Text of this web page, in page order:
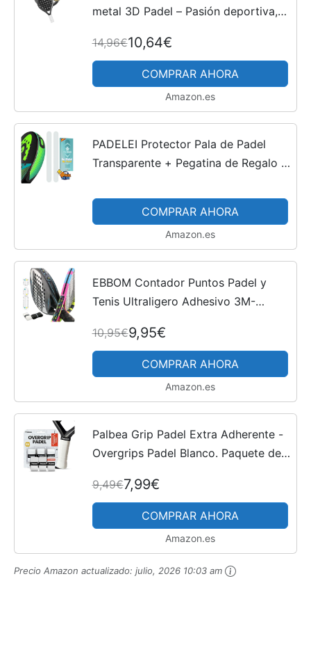
metal 3D Padel – Pasión deportiva,
mujer, Negro, talla única, Moderno
14,96€10,64€
COMPRAR AHORA
Amazon.es
PADELEI Protector Pala de Padel
Transparente + Pegatina de Regalo -
Pack de 2 Unidades Fabricados en
España - Protector...
COMPRAR AHORA
Amazon.es
EBBOM Contador Puntos Padel y
Tenis Ultraligero Adhesivo 3M-
Limpiador – Adaptable a Todas
Raquetas y Palas - Padel Accesorios
-...
10,95€9,95€
COMPRAR AHORA
Amazon.es
Palbea Grip Padel Extra Adherente -
Overgrips Padel Blanco. Paquete de
Sudor. Cinta de Agarre
Antideslizante. Grip Pala...
9,49€7,99€
COMPRAR AHORA
Amazon.es
Precio Amazon actualizado: julio, 2026 10:03 am